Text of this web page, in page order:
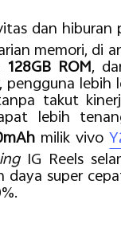
dan hiburan
memori, di
128GB ROM,
takut
lebih
milik vivo
IG Reels
daya super